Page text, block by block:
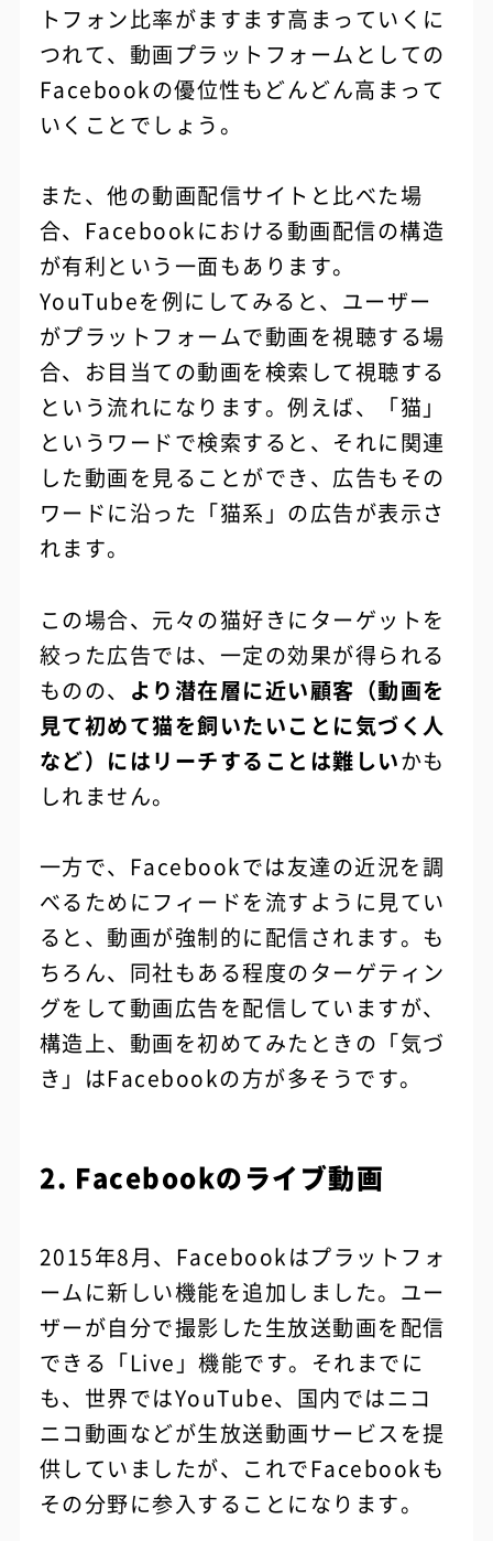
トフォン比率がますます高まっていくに
つれて、動画プラットフォームとしての
Facebookの優位性もどんどん高まって
いくことでしょう。
また、他の動画配信サイトと比べた場
合、Facebookにおける動画配信の構造
が有利という一面もあります。
YouTubeを例にしてみると、ユーザー
がプラットフォームで動画を視聴する場
合、お目当ての動画を検索して視聴する
という流れになります。例えば、「猫」
というワードで検索すると、それに関連
した動画を見ることができ、広告もその
ワードに沿った「猫系」の広告が表示さ
れます。
この場合、元々の猫好きにターゲットを
絞った広告では、一定の効果が得られる
ものの、 より潜在層に近い顧客（動画を
見て初めて猫を飼いたいことに気づく人
など）にはリーチすることは難しいかも
しれません。
一方で、Facebookでは友達の近況を調
べるためにフィードを流すように見てい
ると、動画が強制的に配信されます。も
ちろん、同社もある程度のターゲティン
グをして動画広告を配信していますが、
構造上、動画を初めてみたときの「気づ
き」はFacebookの方が多そうです。
2. Facebookのライブ動画
2015年8月、Facebookはプラットフォ
ームに新しい機能を追加しました。ユー
ザーが自分で撮影した生放送動画を配信
できる「Live」機能です。それまでに
も、世界ではYouTube、国内ではニコ
ニコ動画などが生放送動画サービスを提
供していましたが、これでFacebookも
その分野に参入することになります。